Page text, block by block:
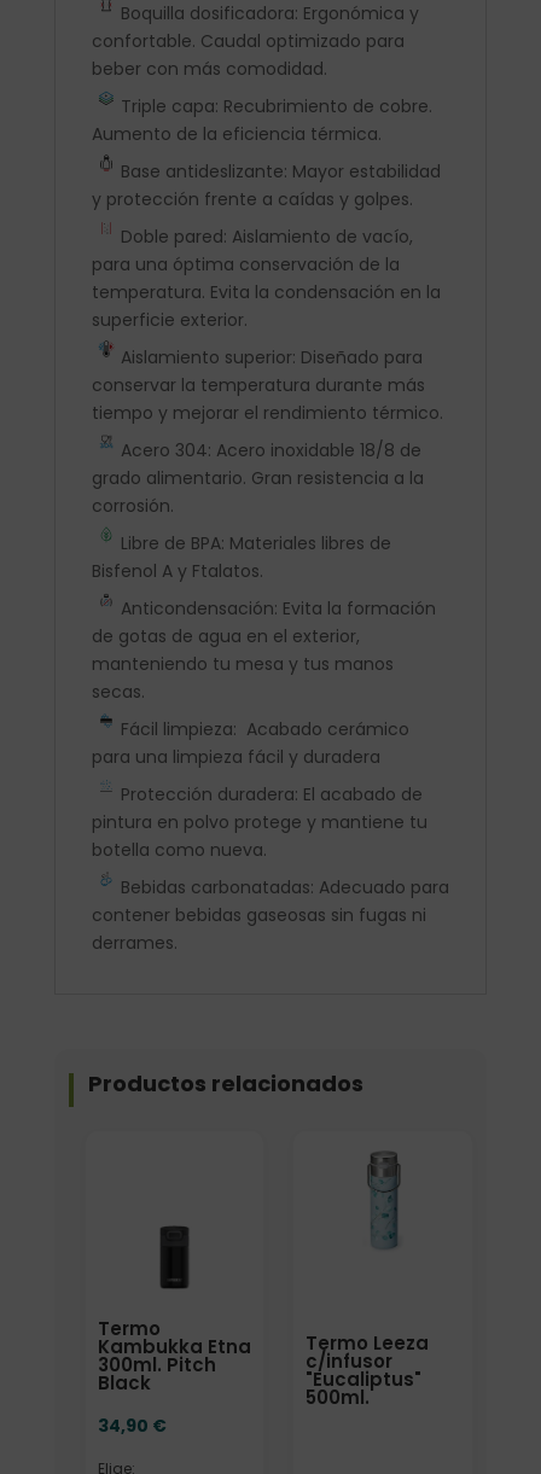
Boquilla dosificadora: Ergonómica y
confortable. Caudal optimizado para
beber con más comodidad.
Triple capa: Recubrimiento de cobre.
Aumento de la eficiencia térmica.
Base antideslizante: Mayor estabilidad
y protección frente a caídas y golpes.
Doble pared: Aislamiento de vacío,
para una óptima conservación de la
temperatura. Evita la condensación en la
superficie exterior.
Aislamiento superior: Diseñado para
conservar la temperatura durante más
tiempo y mejorar el rendimiento térmico.
Acero 304: Acero inoxidable 18/8 de
grado alimentario. Gran resistencia a la
corrosión.
Libre de BPA: Materiales libres de
Bisfenol A y Ftalatos.
Anticondensación: Evita la formación
de gotas de agua en el exterior,
manteniendo tu mesa y tus manos
secas.
Fácil limpieza: Acabado cerámico
para una limpieza fácil y duradera
Protección duradera: El acabado de
pintura en polvo protege y mantiene tu
botella como nueva.
Bebidas carbonatadas: Adecuado para
contener bebidas gaseosas sin fugas ni
derrames.
Productos relacionados
Termo
Kambukka Etna
300ml. Pitch
Black
34,90 €
Elige:
Termo Leeza
c/infusor
"Eucaliptus"
500ml.